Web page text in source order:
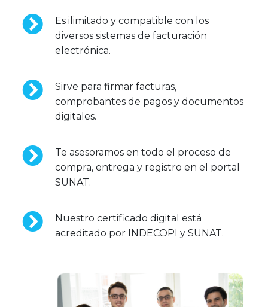
Es ilimitado y compatible con los
diversos sistemas de facturación
electrónica.
Sirve para firmar facturas,
comprobantes de pagos y documentos
digitales.
Te asesoramos en todo el proceso de
compra, entrega y registro en el portal
SUNAT.
Nuestro certificado digital está
acreditado por INDECOPI y SUNAT.